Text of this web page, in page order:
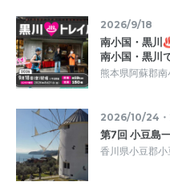
2026/9/18
南小国・黒川
南小国・黒川
熊本県阿蘇郡南
2026/10/24
第7回 小豆島
香川県小豆郡小